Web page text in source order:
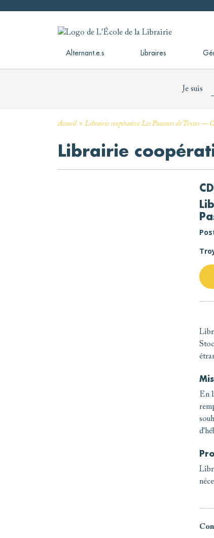
L'École de la Librairie
L'École de la Librairie – INFL
Alternant.e.s Libraires
Je suis
Accueil> Librairie coopérative Les Passeurs de Textes —
Librairie
En